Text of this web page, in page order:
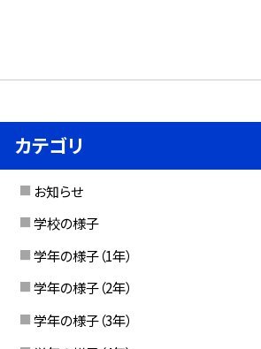
カテゴリ
お知らせ
学校の様子
学年の様子（1年）
学年の様子（2年）
学年の様子（3年）